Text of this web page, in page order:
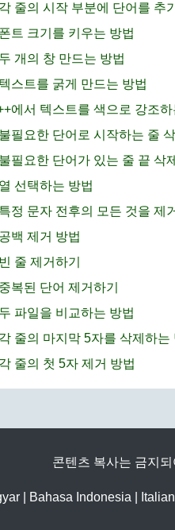
줄의 시작 부분에 단어를 추
트 크기를 키우는 방법
개의 창 만드는 방법
스트를 굵게 만드는 방법
에서 텍스트를 색으로 강조하
필요한 단어로 시작하는 줄
필요한 단어가 있는 줄 끝 삭
선택하는 방법
정 문자 전후의 모든 것을 제
백 제거 방법
줄 제거하기
복된 단어 제거하기
파일을 비교하는 방법
줄의 마지막 5자를 삭제하는
줄의 첫 5자 제거 방법
콘텐츠 복사는 금지
| Bahasa Indonesia